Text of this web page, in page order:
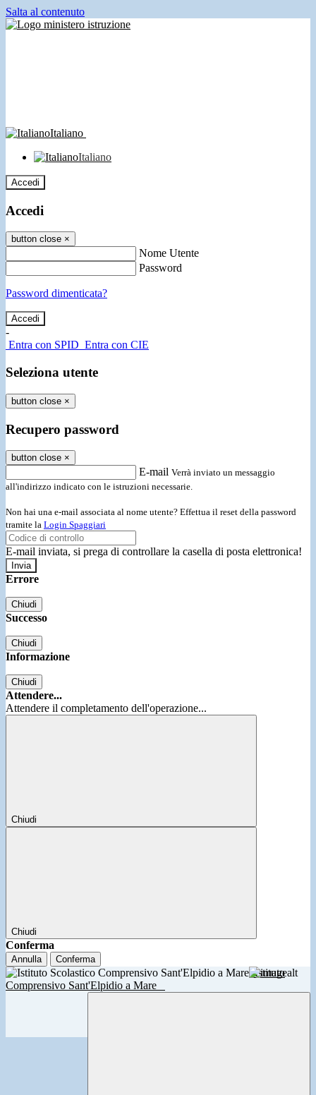
Salta al contenuto
Italiano
Italiano
Accedi
Accedi
button close ×
Nome Utente
Password
Password dimenticata?
-
Entra con SPID Entra con CIE
Seleziona utente
button close ×
Recupero password
button close ×
E-mail Verrà inviato un messaggio
all'indirizzo indicato con le istruzioni necessarie.
Non hai una e-mail associata al nome utente? Effettua il reset della password
tramite la Login Spaggiari
E-mail inviata, si prega di controllare la casella di posta elettronica!
Errore
Chiudi
Successo
Chiudi
Informazione
Chiudi
Attendere...
Attendere il completamento dell'operazione...
Chiudi
Chiudi
Conferma
Annulla Conferma
Istituto
Comprensivo Sant'Elpidio a Mare